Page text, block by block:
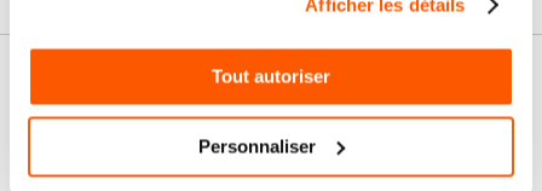
Afficher les détails
Tout autoriser
Personnaliser